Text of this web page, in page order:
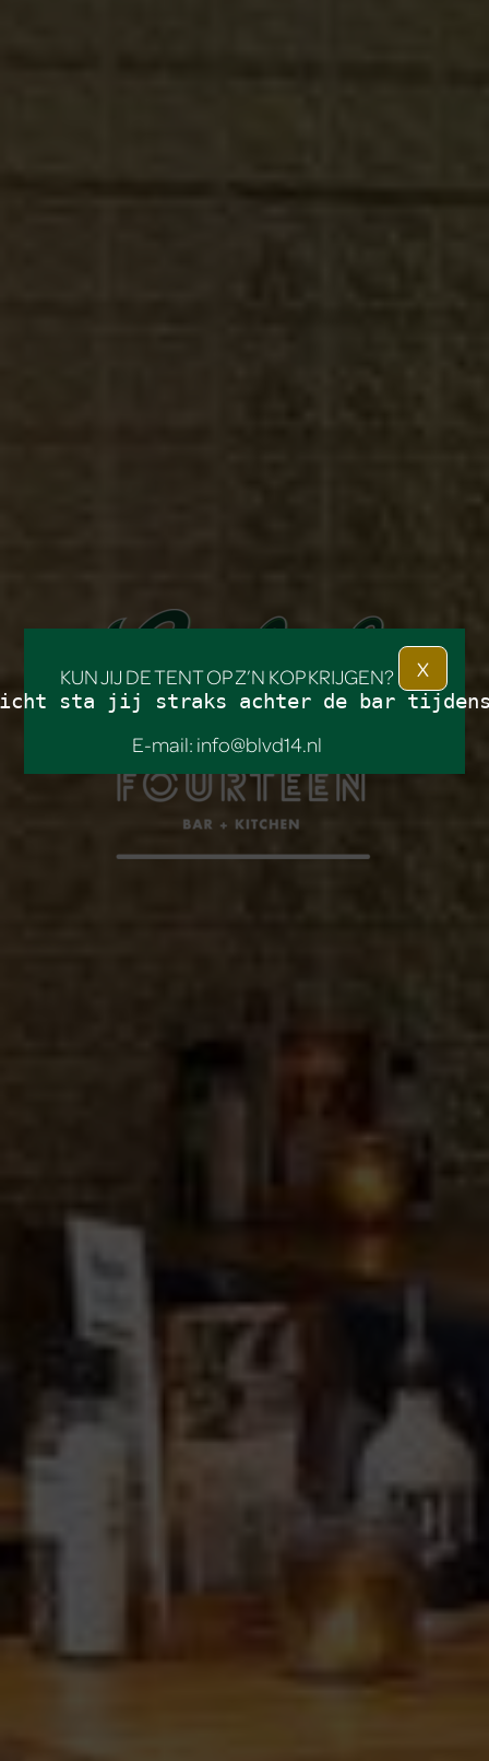
X
KUN JIJ DE TENT OP Z’N KOP KRIJGEN?
E-mail: info@blvd14.nl